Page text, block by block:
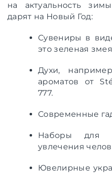
на актуальность
дарят на Новый Год:
Сувениры в
это зеленая
Духи,
ароматов от
777.
Современные
Наборы для
увлечения
Ювелирные